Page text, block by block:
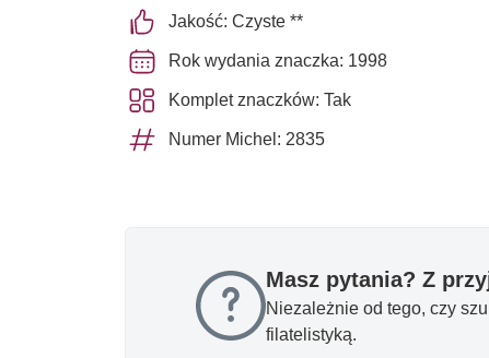
Jakość: Czyste **
Rok wydania znaczka: 1998
Komplet znaczków: Tak
Numer Michel: 2835
Masz pytania? Z
Niezależnie od tego, czy
filatelistyką.